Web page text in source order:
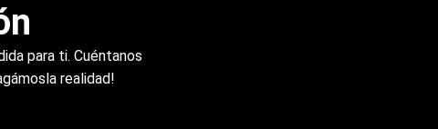
para ti. Cuéntanos
realidad!